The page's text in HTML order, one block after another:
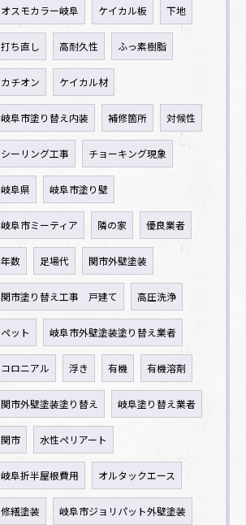
オスモカラー岐阜 ケイカル板 下地
打ち直し 高耐久性 ふっ素樹脂
カチオン ケイカル材
岐阜市塗り替え内装 補修箇所 対候性
シーリング工事 チョーキング現象
岐阜県 岐阜市塗り壁
岐阜市ミーティア 隣の家 優良業者
年数 足場代 関市外壁塗装
関市塗り替え工事 戸建て 高圧洗浄
ペット 岐阜市外壁塗装塗り替え業者
コロニアル 浮き 有機 有機溶剤
関市外壁塗装塗り替え 岐阜塗り替え業者
関市 水性ペリアート
岐阜折半屋根費用 オルタックエース
修繕塗装 岐阜市ジョリパット外壁塗装